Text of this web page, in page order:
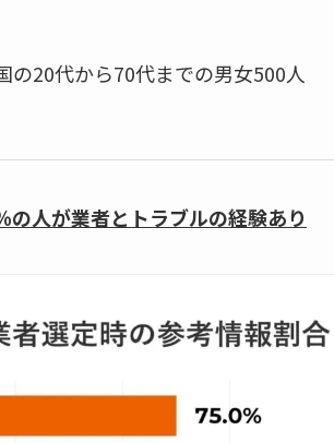
20代から70代までの男女500人
人が業者とトラブルの経験あり